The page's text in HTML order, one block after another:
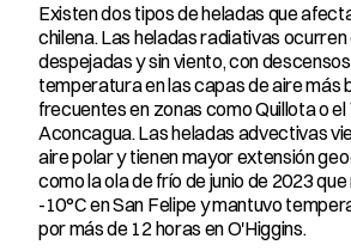
Existen dos tipos de heladas que
chilena. Las heladas radiativas ocurren
despejadas y sin viento, con
temperatura en las capas de aire más
frecuentes en zonas como Quillota o el
Aconcagua. Las heladas advectivas
aire polar y tienen mayor extensión
como la ola de frío de junio de 2023
-10°C en San Felipe y mantuvo
por más de 12 horas en O'Higgins.